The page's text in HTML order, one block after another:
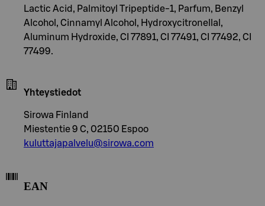
Lactic Acid, Palmitoyl Tripeptide-1, Parfum, Benzyl
Alcohol, Cinnamyl Alcohol, Hydroxycitronellal,
Aluminum Hydroxide, CI 77891, CI 77491, CI 77492, CI
77499.
Yhteystiedot
Sirowa Finland
Miestentie 9 C, 02150 Espoo
kuluttajapalvelu@sirowa.com
EAN